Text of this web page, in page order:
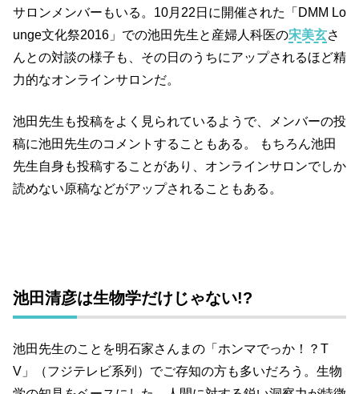
サロンメンバーもいる。10月22日に開催された「DMM Lo
unge文化祭2016」での池田先生と産婦人科医の宋美玄さ
んとの対談の様子も、その日のうちにアップされるほど精
力的なオンラインサロンだ。
池田先生も投稿をよく見られているようで、メンバーの投
稿に池田先生のコメントすることもある。 もちろん池田
先生自身も投稿することがあり、オンラインサロンでしか
読めない原稿などがアップされることもある。
池田清彦は生物学だけじゃない!?
池田先生のことを明石家さんまの「ホンマでっか！？T
V」（フジテレビ系列）でご存知の方も多いだろう。生物